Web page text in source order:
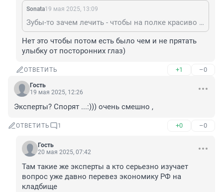
Sonata19 мая 2025, 13:09
Зубы-то зачем лечить - чтобы на полке красиво смотрелись?
Нет это чтобы потом есть было чем и не прятать
улыбку от посторонних глаз)
ОТВЕТИТЬ +1 –0
Гость
19 мая 2025, 12:26
Эксперты? Спорят ...:))) очень смешно ,
ОТВЕТИТЬ 1 +0 –0
Гость
20 мая 2025, 07:42
Там такие же эксперты а кто серьезно изучает
вопрос уже давно перевез экономику РФ на
кладбище